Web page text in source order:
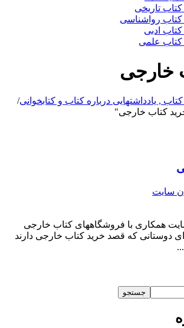
تاریخی
رواشناسی
ادبی
علمی
خارجی
, یادداشتهایی درباره کتاب و کتابخوانی/
کتاب خارجی"
سایت
همکاری با فروشگاههای کتاب خارجی
دوستانی که قصد خرید کتاب خارجی دارند
جستجو